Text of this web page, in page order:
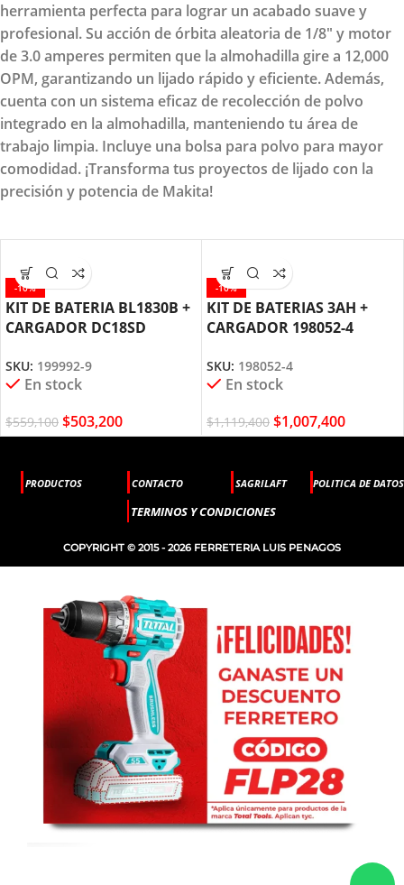
herramienta perfecta para lograr un acabado suave y
profesional. Su acción de órbita aleatoria de 1/8" y motor
de 3.0 amperes permiten que la almohadilla gire a 12,000
OPM, garantizando un lijado rápido y eficiente. Además,
cuenta con un sistema eficaz de recolección de polvo
integrado en la almohadilla, manteniendo tu área de
trabajo limpia. Incluye una bolsa para polvo para mayor
comodidad. ¡Transforma tus proyectos de lijado con la
precisión y potencia de Makita!
-10%
KIT DE BATERIA BL1830B +
CARGADOR DC18SD
SKU: 199992-9
En stock
$559,100 $503,200
-10%
KIT DE BATERIAS 3AH +
CARGADOR 198052-4
SKU: 198052-4
En stock
$1,119,400 $1,007,400
PRODUCTOS CONTACTO SAGRILAFT POLITICA DE DATOS
TERMINOS Y CONDICIONES
COPYRIGHT © 2015 - 2026 FERRETERIA LUIS PENAGOS